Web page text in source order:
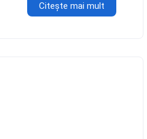
Citește mai mult